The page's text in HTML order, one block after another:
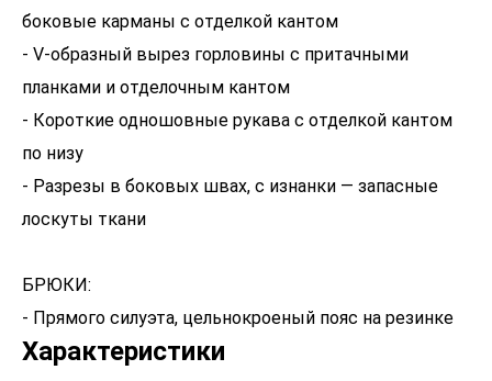
боковые карманы с отделкой кантом
- V-образный вырез горловины с притачными
планками и отделочным кантом
- Короткие одношовные рукава с отделкой кантом
по низу
- Разрезы в боковых швах, с изнанки — запасные
лоскуты ткани
БРЮКИ:
- Прямого силуэта, цельнокроеный пояс на резинке
Характеристики